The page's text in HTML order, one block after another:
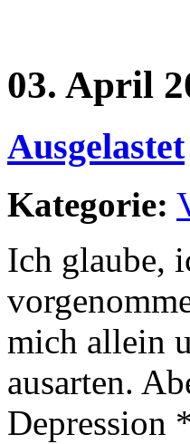
03. April
Ausgelastet
Kategorie:
Ich glaube,
mich allein
ausarten.
Depression